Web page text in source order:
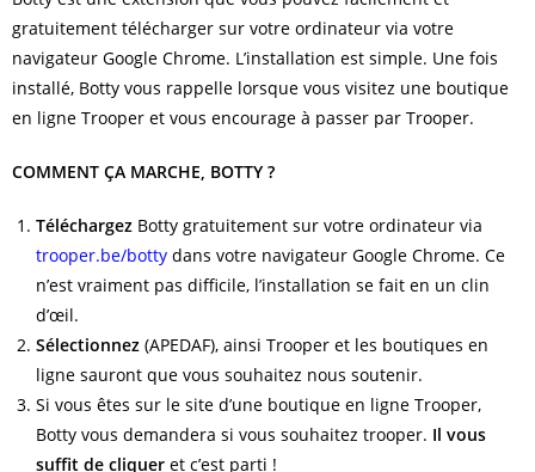
gratuitement télécharger sur votre ordinateur via votre
navigateur Google Chrome. L’installation est simple. Une fois
installé, Botty vous rappelle lorsque vous visitez une boutique
en ligne Trooper et vous encourage à passer par Trooper.
COMMENT ÇA MARCHE, BOTTY ?
Téléchargez Botty gratuitement sur votre ordinateur via
trooper.be/botty dans votre navigateur Google Chrome. Ce
n’est vraiment pas difficile, l’installation se fait en un clin
d’œil.
Sélectionnez (APEDAF), ainsi Trooper et les boutiques en
ligne sauront que vous souhaitez nous soutenir.
Si vous êtes sur le site d’une boutique en ligne Trooper,
Botty vous demandera si vous souhaitez trooper. Il vous
suffit de cliquer et c’est parti !